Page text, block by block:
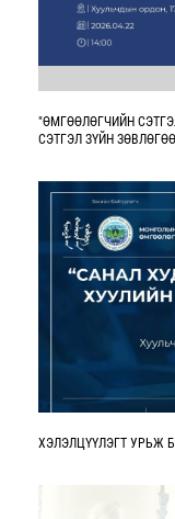
"ӨМГӨӨЛӨГЧИЙН
СЭТГЭЛ ЗҮЙН
ХЭЛЭЛЦҮҮЛЭГТ УРЬЖ